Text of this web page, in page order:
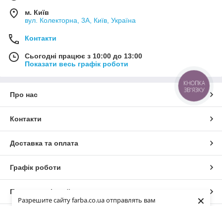
Разрешите сайту farba.co.ua отправлять вам
×
м. Київ
вул. Колекторна, 3А, Київ, Україна
Контакти
Сьогодні працює з 10:00 до 13:00
Показати весь графік роботи
Про нас
Контакти
Доставка та оплата
Графік роботи
Повна версія сайту
КНОПКА
ЗВ'ЯЗКУ